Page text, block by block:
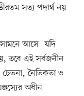
সত্য পদার্থ নয়
আসে। যদি
তবে এই সর্বজনীন
চেতনা, নৈতিকতা ও
অধীন